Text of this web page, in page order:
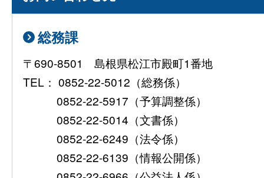
総務課
〒690-8501 島根県松江市殿町1番地
TEL： 0852-22-5012（総務係）
0852-22-5917（予算調整係）
0852-22-5014（文書係）
0852-22-6249（法令係）
0852-22-6139（情報公開係）